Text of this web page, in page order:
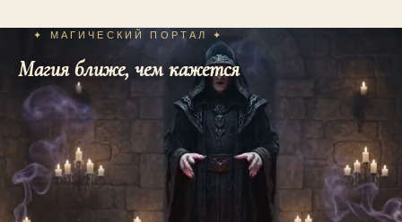
✦ МАГИЧЕСКИЙ ПОРТАЛ ✦
Магия ближе, чем кажется